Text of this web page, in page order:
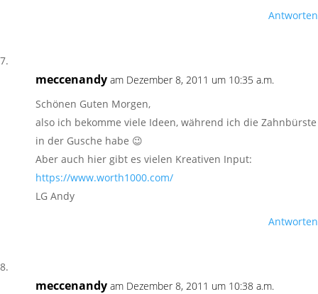
Antworten
meccenandy am Dezember 8, 2011 um 10:35 a.m.
Schönen Guten Morgen,
also ich bekomme viele Ideen, während ich die Zahnbürste
in der Gusche habe 😉
Aber auch hier gibt es vielen Kreativen Input:
https://www.worth1000.com/
LG Andy
Antworten
meccenandy am Dezember 8, 2011 um 10:38 a.m.